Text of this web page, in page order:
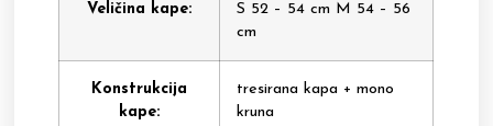
Veličina kape:
S 52 – 54 cm M 54 – 56
cm
Konstrukcija
kape:
tresirana kapa + mono
kruna